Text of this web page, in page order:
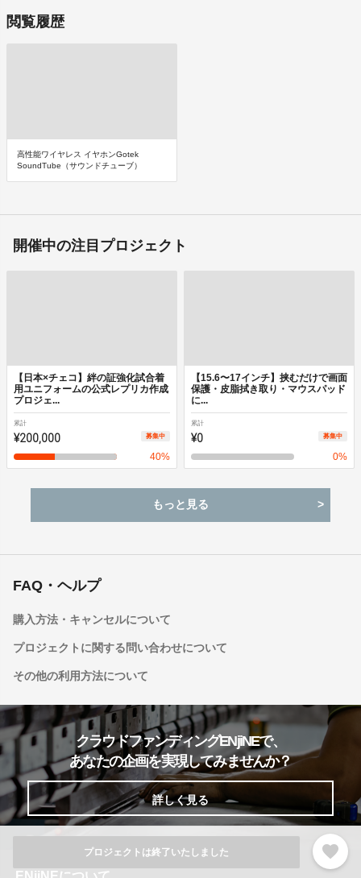
プロジェクトは終了いたしました favorite
閲覧履歴
高性能ワイヤレス イヤホンGotek
SoundTube（サウンドチューブ）
開催中の注目プロジェクト
【日本×チェコ】絆の証強化試合着
用ユニフォームの公式レプリカ作成
プロジェ...
累計
¥200,000 募集中
40%
【15.6〜17インチ】挟むだけで画面
保護・皮脂拭き取り・マウスパッド
に...
累計
¥0 募集中
0%
もっと見る
FAQ・ヘルプ
購入方法・キャンセルについて
プロジェクトに関する問い合わせについて
その他の利用方法について
クラウドファンディングENjiNEで、
あなたの企画を実現してみませんか？
詳しく見る